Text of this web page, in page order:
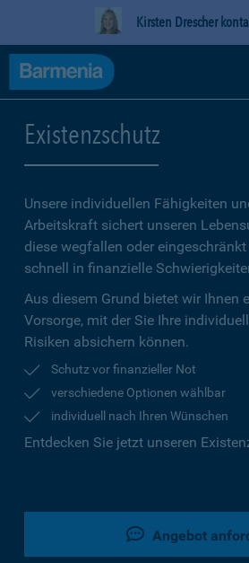
Kirsten Drescher
Existenzschutz
Unsere individuellen Fähigkeiten
Arbeitskraft sichert unseren
diese wegfallen oder
schnell in finanzielle
Aus diesem Grund bietet wir Ihnen
Vorsorge, mit der Sie Ihre
Risiken absichern können.
Schutz vor finanzieller Not
verschiedene Optionen wählbar
individuell nach Ihren Wünschen
Entdecken Sie jetzt unseren
Angebot